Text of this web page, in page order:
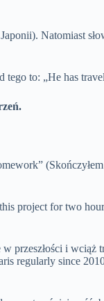
Natomiast
tego to: „He has
project for two
przeszłości i wciąż
regularly since